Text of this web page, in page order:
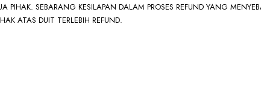
PIHAK. SEBARANG KESILAPAN DALAM PROSES REFUND YANG
ATAS DUIT TERLEBIH REFUND.